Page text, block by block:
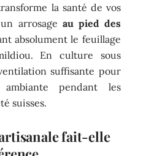
la santé de vos
arrosage au pied des
absolument le feuillage
En culture sous
suffisante pour
pendant les
suisses.
fait-elle